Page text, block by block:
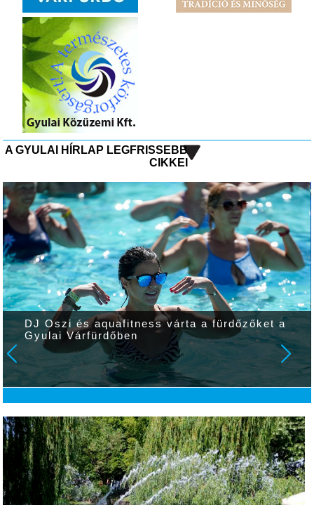
A GYULAI HÍRLAP LEGFRISSEBB
CIKKEI
DJ Oszi és aquafitness várta a fürdőzőket a
Gyulai Várfürdőben